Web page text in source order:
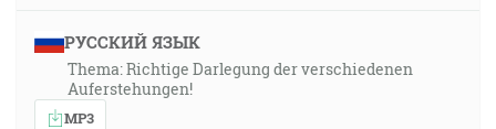
РУССКИЙ ЯЗЫК
Thema: Richtige Darlegung der verschiedenen
Auferstehungen!
MP3